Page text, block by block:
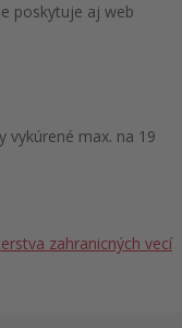
poskytuje aj web
vykúrené max. na 19
zahranicných vecí